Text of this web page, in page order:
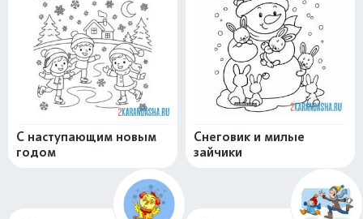
С наступающим новым
годом
Снеговик и милые
зайчики